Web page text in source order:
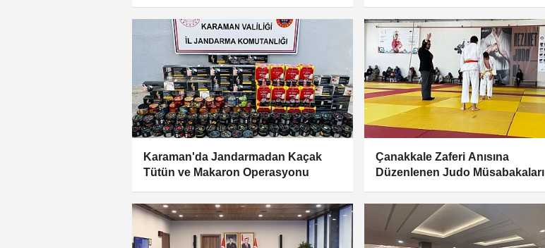
Gözaltına Alındı"
Karaman'da Jandarmadan Kaçak
Tütün ve Makaron Operasyonu
Çanakkale Zaferi Anısına
Düzenlenen Judo Müsabakaları